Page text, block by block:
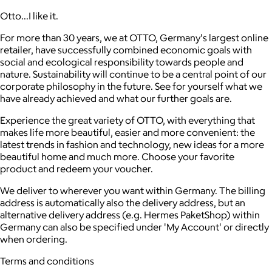
Otto...I like it.
For more than 30 years, we at OTTO, Germany's largest online
retailer, have successfully combined economic goals with
social and ecological responsibility towards people and
nature. Sustainability will continue to be a central point of our
corporate philosophy in the future. See for yourself what we
have already achieved and what our further goals are.
Experience the great variety of OTTO, with everything that
makes life more beautiful, easier and more convenient: the
latest trends in fashion and technology, new ideas for a more
beautiful home and much more. Choose your favorite
product and redeem your voucher.
We deliver to wherever you want within Germany. The billing
address is automatically also the delivery address, but an
alternative delivery address (e.g. Hermes PaketShop) within
Germany can also be specified under 'My Account' or directly
when ordering.
Terms and conditions